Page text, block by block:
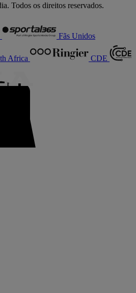
Todos os direitos reservados.
Fãs Unidos
Africa CDE